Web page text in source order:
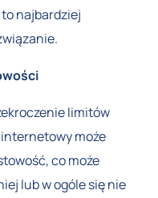
najbardziej
limitów
może
co może
lub w ogóle się nie